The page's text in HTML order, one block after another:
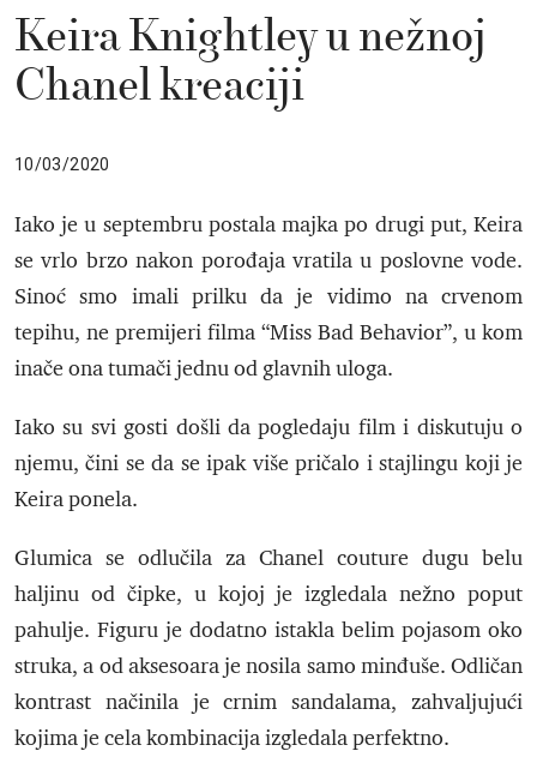
Keira Knightley u nežnoj
Chanel kreaciji
10/03/2020
Iako je u septembru postala majka po drugi put, Keira
se vrlo brzo nakon porođaja vratila u poslovne vode.
Sinoć smo imali prilku da je vidimo na crvenom
tepihu, ne premijeri filma “Miss Bad Behavior”, u kom
inače ona tumači jednu od glavnih uloga.
Iako su svi gosti došli da pogledaju film i diskutuju o
njemu, čini se da se ipak više pričalo i stajlingu koji je
Keira ponela.
Glumica se odlučila za Chanel couture dugu belu
haljinu od čipke, u kojoj je izgledala nežno poput
pahulje. Figuru je dodatno istakla belim pojasom oko
struka, a od aksesoara je nosila samo minđuše. Odličan
kontrast načinila je crnim sandalama, zahvaljujući
kojima je cela kombinacija izgledala perfektno.